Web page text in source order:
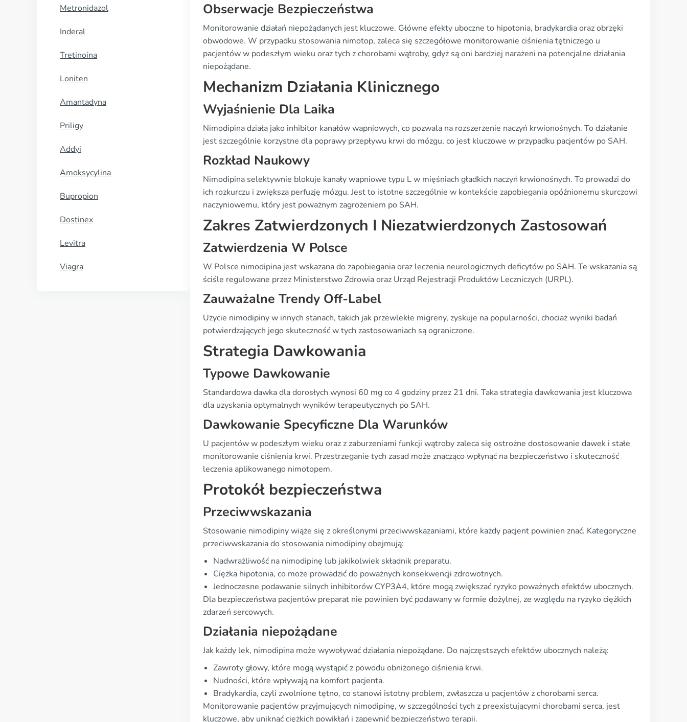
Metronidazol
Inderal
Tretinoina
Loniten
Amantadyna
Priligy
Addyi
Amoksycylina
Bupropion
Dostinex
Levitra
Viagra
Obserwacje Bezpieczeństwa
Monitorowanie działań niepożądanych jest kluczowe. Główne efekty uboczne to hipotonia, bradykardia oraz obrzęki
obwodowe. W przypadku stosowania nimotop, zaleca się szczegółowe monitorowanie ciśnienia tętniczego u
pacjentów w podeszłym wieku oraz tych z chorobami wątroby, gdyż są oni bardziej narażeni na potencjalne działania
niepożądane.
Mechanizm Działania Klinicznego
Wyjaśnienie Dla Laika
Nimodipina działa jako inhibitor kanałów wapniowych, co pozwala na rozszerzenie naczyń krwionośnych. To działanie
jest szczególnie korzystne dla poprawy przepływu krwi do mózgu, co jest kluczowe w przypadku pacjentów po SAH.
Rozkład Naukowy
Nimodipina selektywnie blokuje kanały wapniowe typu L w mięśniach gładkich naczyń krwionośnych. To prowadzi do
ich rozkurczu i zwiększa perfuzję mózgu. Jest to istotne szczególnie w kontekście zapobiegania opóźnionemu skurczowi
naczyniowemu, który jest poważnym zagrożeniem po SAH.
Zakres Zatwierdzonych I Niezatwierdzonych Zastosowań
Zatwierdzenia W Polsce
W Polsce nimodipina jest wskazana do zapobiegania oraz leczenia neurologicznych deficytów po SAH. Te wskazania są
ściśle regulowane przez Ministerstwo Zdrowia oraz Urząd Rejestracji Produktów Leczniczych (URPL).
Zauważalne Trendy Off-Label
Użycie nimodipiny w innych stanach, takich jak przewlekłe migreny, zyskuje na popularności, chociaż wyniki badań
potwierdzających jego skuteczność w tych zastosowaniach są ograniczone.
Strategia Dawkowania
Typowe Dawkowanie
Standardowa dawka dla dorosłych wynosi 60 mg co 4 godziny przez 21 dni. Taka strategia dawkowania jest kluczowa
dla uzyskania optymalnych wyników terapeutycznych po SAH.
Dawkowanie Specyficzne Dla Warunków
U pacjentów w podeszłym wieku oraz z zaburzeniami funkcji wątroby zaleca się ostrożne dostosowanie dawek i stałe
monitorowanie ciśnienia krwi. Przestrzeganie tych zasad może znacząco wpłynąć na bezpieczeństwo i skuteczność
leczenia aplikowanego nimotopem.
Protokół bezpieczeństwa
Przeciwwskazania
Stosowanie nimodipiny wiąże się z określonymi przeciwwskazaniami, które każdy pacjent powinien znać. Kategoryczne
przeciwwskazania do stosowania nimodipiny obejmują:
Nadwrażliwość na nimodipinę lub jakikolwiek składnik preparatu.
Ciężka hipotonia, co może prowadzić do poważnych konsekwencji zdrowotnych.
Jednoczesne podawanie silnych inhibitorów CYP3A4, które mogą zwiększać ryzyko poważnych efektów ubocznych.
Dla bezpieczeństwa pacjentów preparat nie powinien być podawany w formie dożylnej, ze względu na ryzyko ciężkich
zdarzeń sercowych.
Działania niepożądane
Jak każdy lek, nimodipina może wywoływać działania niepożądane. Do najczęstszych efektów ubocznych należą:
Zawroty głowy, które mogą wystąpić z powodu obniżonego ciśnienia krwi.
Nudności, które wpływają na komfort pacjenta.
Bradykardia, czyli zwolnione tętno, co stanowi istotny problem, zwłaszcza u pacjentów z chorobami serca.
Monitorowanie pacjentów przyjmujących nimodipinę, w szczególności tych z preexistującymi chorobami serca, jest
kluczowe, aby uniknąć ciężkich powikłań i zapewnić bezpieczeństwo terapii.